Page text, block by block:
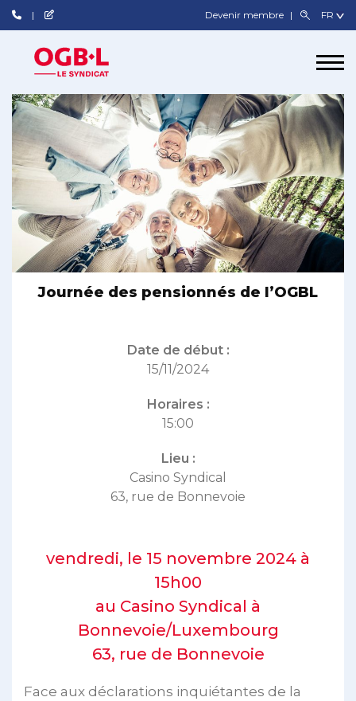
Devenir membre
Journée des pensionnés de l’OGBL
Date de début :
15/11/2024
Horaires :
15:00
Lieu :
Casino Syndical
63, rue de Bonnevoie
vendredi, le 15 novembre 2024 à
15h00
au Casino Syndical à
Bonnevoie/Luxembourg
63, rue de Bonnevoie
Face aux déclarations inquiétantes de la